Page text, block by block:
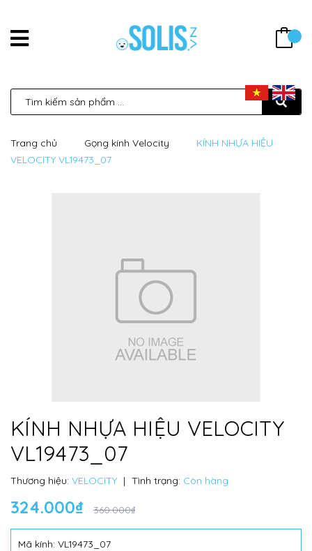
Trang chủ Gọng kính Velocity
KÍNH NHỰA HIỆU
VELOCITY VL19473_07
KÍNH NHỰA HIỆU VELOCITY
VL19473_07
Thương hiệu: VELOCITY | Tình trạng: Còn hàng
324.000₫ 360.000₫
Mã kính: VL19473_07